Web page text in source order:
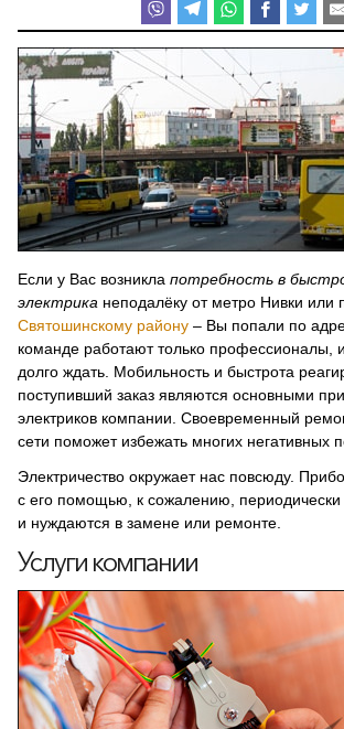
Если у Вас возникла потребность в
электрика неподалёку от метро Нивки или
Святошинскому району – Вы попали по
команде работают только профессионалы,
долго ждать. Мобильность и быстрота
поступивший заказ являются основными
электриков компании. Своевременный
сети поможет избежать многих негативных
Электричество окружает нас повсюду.
с его помощью, к сожалению, периодически
и нуждаются в замене или ремонте.
Услуги компании